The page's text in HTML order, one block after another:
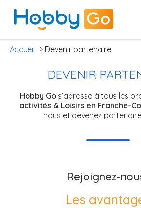
Accueil > Devenir partenaire
DEVENIR
Hobby Gos’adresse à tous les
activités & Loisirs en Franche-
nous et devenez
Rejoignez-
Les